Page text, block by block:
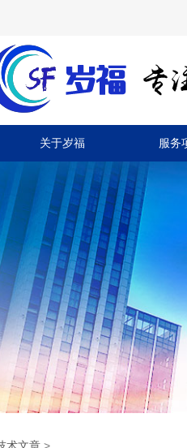
关于岁福 服务